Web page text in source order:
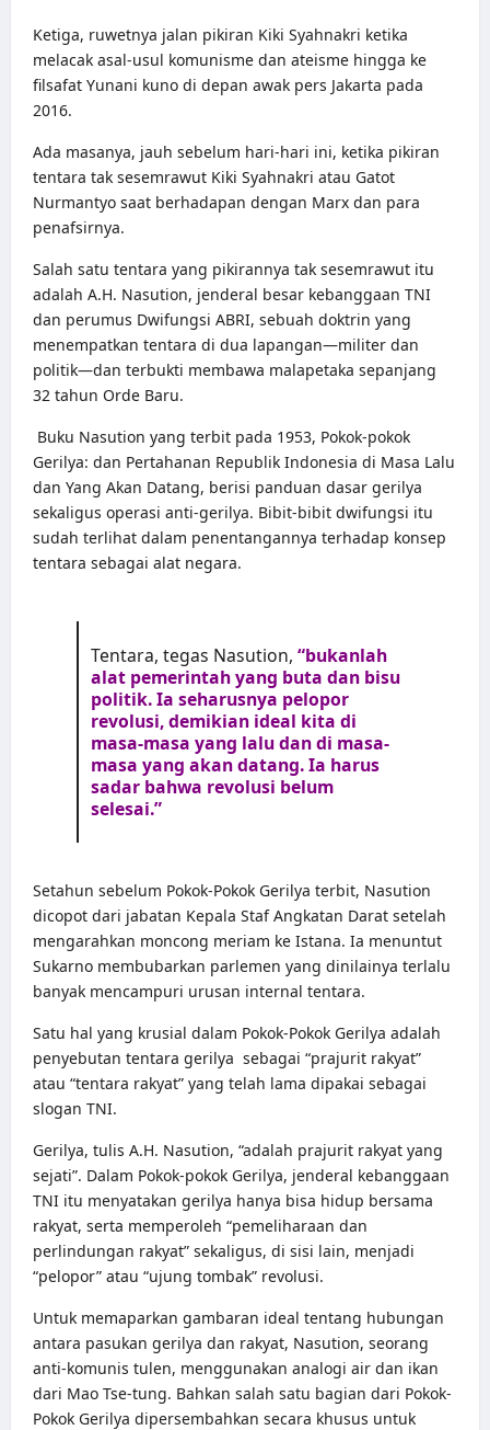
Ketiga, ruwetnya jalan pikiran Kiki Syahnakri ketika
melacak asal-usul komunisme dan ateisme hingga ke
filsafat Yunani kuno di depan awak pers Jakarta pada
2016.
Ada masanya, jauh sebelum hari-hari ini, ketika pikiran
tentara tak sesemrawut Kiki Syahnakri atau Gatot
Nurmantyo saat berhadapan dengan Marx dan para
penafsirnya.
Salah satu tentara yang pikirannya tak sesemrawut itu
adalah A.H. Nasution, jenderal besar kebanggaan TNI
dan perumus Dwifungsi ABRI, sebuah doktrin yang
menempatkan tentara di dua lapangan—militer dan
politik—dan terbukti membawa malapetaka sepanjang
32 tahun Orde Baru.
Buku Nasution yang terbit pada 1953, Pokok-pokok
Gerilya: dan Pertahanan Republik Indonesia di Masa Lalu
dan Yang Akan Datang, berisi panduan dasar gerilya
sekaligus operasi anti-gerilya. Bibit-bibit dwifungsi itu
sudah terlihat dalam penentangannya terhadap konsep
tentara sebagai alat negara.
Tentara, tegas Nasution, “bukanlah
alat pemerintah yang buta dan bisu
politik. Ia seharusnya pelopor
revolusi, demikian ideal kita di
masa-masa yang lalu dan di masa-
masa yang akan datang. Ia harus
sadar bahwa revolusi belum
selesai.”
Setahun sebelum Pokok-Pokok Gerilya terbit, Nasution
dicopot dari jabatan Kepala Staf Angkatan Darat setelah
mengarahkan moncong meriam ke Istana. Ia menuntut
Sukarno membubarkan parlemen yang dinilainya terlalu
banyak mencampuri urusan internal tentara.
Satu hal yang krusial dalam Pokok-Pokok Gerilya adalah
penyebutan tentara gerilya sebagai “prajurit rakyat”
atau “tentara rakyat” yang telah lama dipakai sebagai
slogan TNI.
Gerilya, tulis A.H. Nasution, “adalah prajurit rakyat yang
sejati”. Dalam Pokok-pokok Gerilya, jenderal kebanggaan
TNI itu menyatakan gerilya hanya bisa hidup bersama
rakyat, serta memperoleh “pemeliharaan dan
perlindungan rakyat” sekaligus, di sisi lain, menjadi
“pelopor” atau “ujung tombak” revolusi.
Untuk memaparkan gambaran ideal tentang hubungan
antara pasukan gerilya dan rakyat, Nasution, seorang
anti-komunis tulen, menggunakan analogi air dan ikan
dari Mao Tse-tung. Bahkan salah satu bagian dari Pokok-
Pokok Gerilya dipersembahkan secara khusus untuk